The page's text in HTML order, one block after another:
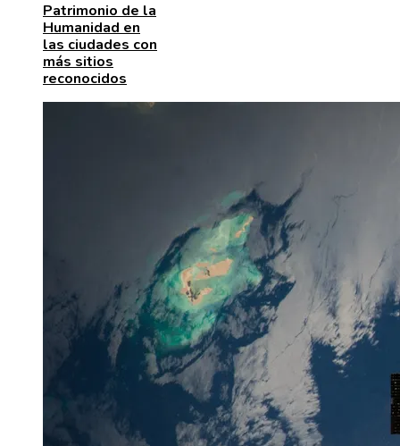
Patrimonio de la
Humanidad en
las ciudades con
más sitios
reconocidos